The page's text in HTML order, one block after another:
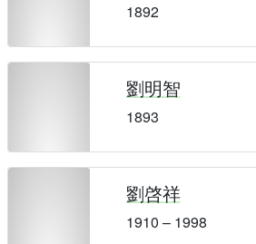
1892
劉明智
1893
劉啓祥
1910 – 1998